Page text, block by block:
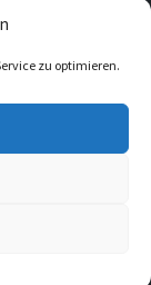
zu optimieren.